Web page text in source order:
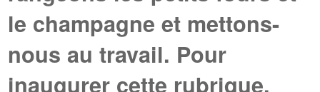
le champagne et mettons-
nous au travail. Pour
inaugurer cette rubrique,